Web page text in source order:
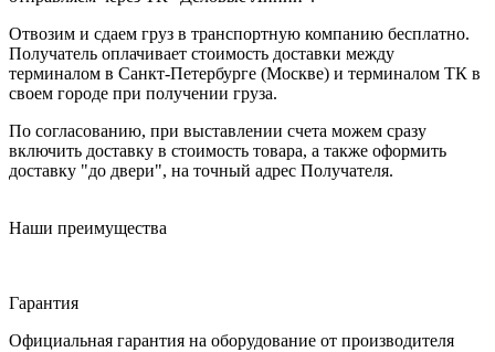
Отвозим и сдаем груз в транспортную компанию бесплатно.
Получатель оплачивает стоимость доставки между
терминалом в Санкт-Петербурге (Москве) и терминалом ТК в
своем городе при получении груза.
По согласованию, при выставлении счета можем сразу
включить доставку в стоимость товара, а также оформить
доставку "до двери", на точный адрес Получателя.
Наши преимущества
Гарантия
Официальная гарантия на оборудование от производителя